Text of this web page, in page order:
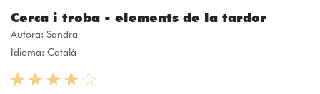
Cerca i troba - elements de la tardor
Autora: Sandra
Idioma: Català